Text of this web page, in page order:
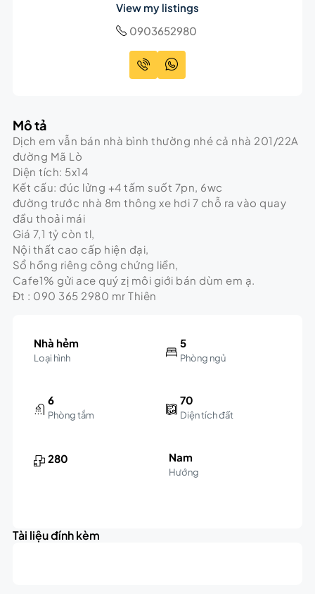
View my listings
0903652980
Mô tả
Dịch em vẫn bán nhà bình thường nhé cả nhà 201/22A
đường Mã Lò
Diện tích: 5x14
Kết cấu: đúc lửng +4 tấm suốt 7pn, 6wc
đường trước nhà 8m thông xe hơi 7 chỗ ra vào quay
đầu thoải mái
Giá 7,1 tỷ còn tl,
Nội thất cao cấp hiện đại,
Sổ hồng riêng công chứng liền,
Cafe1% gửi ace quý zị môi giới bán dùm em ạ.
Đt : 090 365 2980 mr Thiên
Nhà hẻm
Loại hình
5
Phòng ngủ
6
Phòng tắm
70
Diện tích đất
280 Nam
Hướng
+
Tài liệu đính kèm